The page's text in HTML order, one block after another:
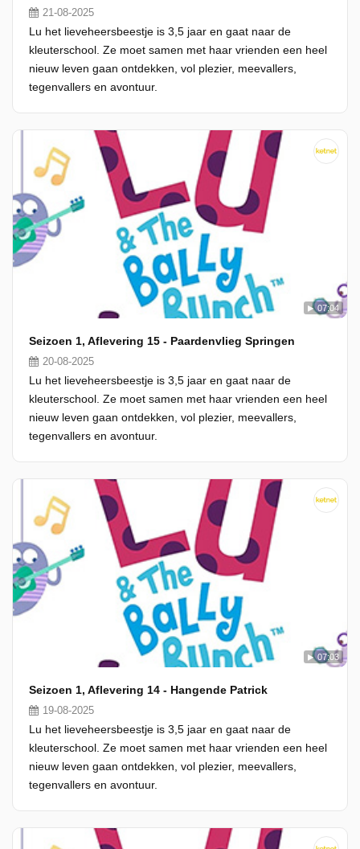
21-08-2025
Lu het lieveheersbeestje is 3,5 jaar en gaat naar de
kleuterschool. Ze moet samen met haar vrienden een heel
nieuw leven gaan ontdekken, vol plezier, meevallers,
tegenvallers en avontuur.
07:04
Seizoen 1, Aflevering 15 - Paardenvlieg Springen
20-08-2025
Lu het lieveheersbeestje is 3,5 jaar en gaat naar de
kleuterschool. Ze moet samen met haar vrienden een heel
nieuw leven gaan ontdekken, vol plezier, meevallers,
tegenvallers en avontuur.
07:03
Seizoen 1, Aflevering 14 - Hangende Patrick
19-08-2025
Lu het lieveheersbeestje is 3,5 jaar en gaat naar de
kleuterschool. Ze moet samen met haar vrienden een heel
nieuw leven gaan ontdekken, vol plezier, meevallers,
tegenvallers en avontuur.